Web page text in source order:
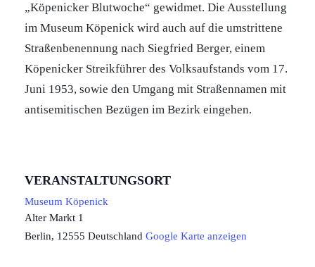
„Köpenicker Blutwoche“ gewidmet. Die Ausstellung
im Museum Köpenick wird auch auf die umstrittene
Straßenbenennung nach Siegfried Berger, einem
Köpenicker Streikführer des Volksaufstands vom 17.
Juni 1953, sowie den Umgang mit Straßennamen mit
antisemitischen Bezügen im Bezirk eingehen.
VERANSTALTUNGSORT
Museum Köpenick
Alter Markt 1
Berlin, 12555 Deutschland Google Karte anzeigen